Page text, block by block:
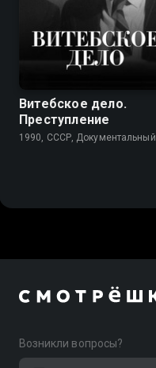
Витебское дело.
Преступление
1990, СССР, Документальный
Возникли вопросы?